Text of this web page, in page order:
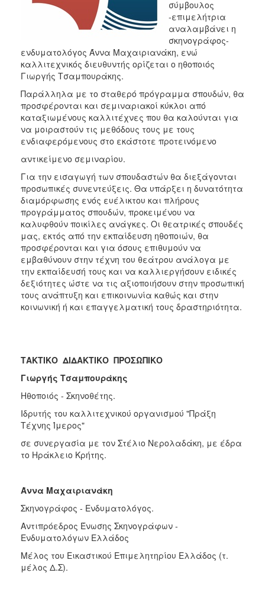
σύμβουλος
-επιμελήτρια
αναλαμβάνει η
σκηνογράφος-
ενδυματολόγος Άννα Μαχαιριανάκη, ενώ
καλλιτεχνικός διευθυντής ορίζεται ο ηθοποιός
Γιωργής Τσαμπουράκης.
Παράλληλα με το σταθερό πρόγραμμα σπουδών, θα
προσφέρονται και σεμιναριακοί κύκλοι από
καταξιωμένους καλλιτέχνες που θα καλούνται για
να μοιραστούν τις μεθόδους τους με τους
ενδιαφερόμενους στο εκάστοτε προτεινόμενο
αντικείμενο σεμιναρίου.
Για την εισαγωγή των σπουδαστών θα διεξάγονται
προσωπικές συνεντεύξεις. Θα υπάρξει η δυνατότητα
διαμόρφωσης ενός ευέλικτου και πλήρους
προγράμματος σπουδών, προκειμένου να
καλυφθούν ποικίλες ανάγκες. Οι θεατρικές σπουδές
μας, εκτός από την εκπαίδευση ηθοποιών, θα
προσφέρονται και για όσους επιθυμούν να
εμβαθύνουν στην τέχνη του θεάτρου ανάλογα με
την εκπαίδευσή τους και να καλλιεργήσουν ειδικές
δεξιότητες ώστε να τις αξιοποιήσουν στην προσωπική
τους ανάπτυξη και επικοινωνία καθώς και στην
κοινωνική ή και επαγγελματική τους δραστηριότητα.
ΤΑΚΤΙΚΟ ΔΙΔΑΚΤΙΚΟ ΠΡΟΣΩΠΙΚΟ
Γιωργής Τσαμπουράκης
Ηθοποιός - Σκηνοθέτης.
Ιδρυτής του καλλιτεχνικού οργανισμού "Πράξη
Τέχνης Ίμερος"
σε συνεργασία με τον Στέλιο Νερολαδάκη, με έδρα
το Ηράκλειο Κρήτης.
Άννα Μαχαιριανάκη
Σκηνογράφος - Ενδυματολόγος.
Αντιπρόεδρος Ένωσης Σκηνογράφων -
Ενδυματολόγων Ελλάδος
Μέλος του Εικαστικού Επιμελητηρίου Ελλάδος (τ.
μέλος Δ.Σ).